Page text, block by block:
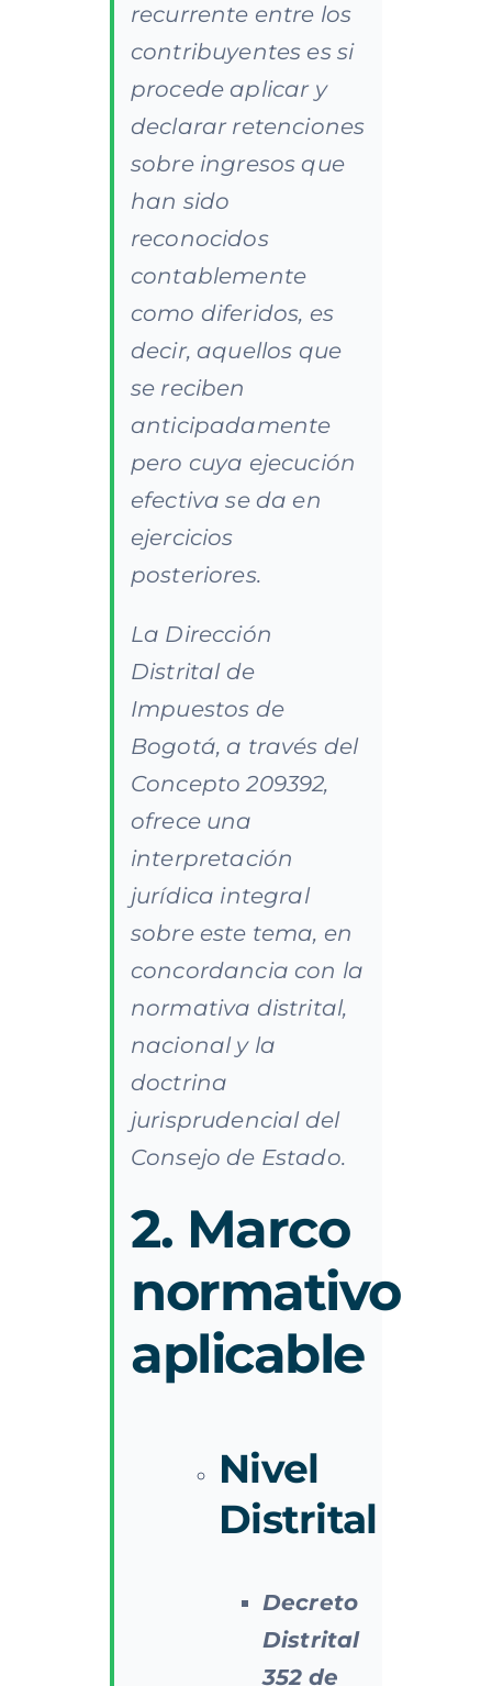
recurrente entre los
contribuyentes es si
procede aplicar y
declarar retenciones
sobre ingresos que
han sido
reconocidos
contablemente
como diferidos, es
decir, aquellos que
se reciben
anticipadamente
pero cuya ejecución
efectiva se da en
ejercicios
posteriores.
La Dirección
Distrital de
Impuestos de
Bogotá, a través del
Concepto 209392,
ofrece una
interpretación
jurídica integral
sobre este tema, en
concordancia con la
normativa distrital,
nacional y la
doctrina
jurisprudencial del
Consejo de Estado.
2. Marco
normativo
aplicable
Nivel
Distrital
Decreto
Distrital
352 de